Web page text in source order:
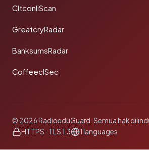
CltconliScan
GreatcryRadar
BanksumsRadar
CoffeeclSec
© 2026 RadioeduGuard. Semua hak
HTTPS · TLS 1.3
1 languages